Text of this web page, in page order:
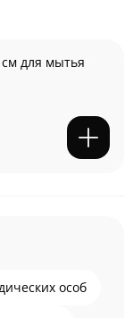
см для мытья
особ